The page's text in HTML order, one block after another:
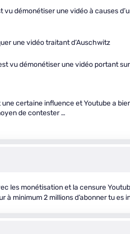
vu démonétiser une vidéo à causes
une vidéo traitant d’Auschwitz
vu démonétiser une vidéo portant
certaine influence et Youtube a
de contester …
les monétisation et la censure
à minimum 2 millions d’abonner tu es